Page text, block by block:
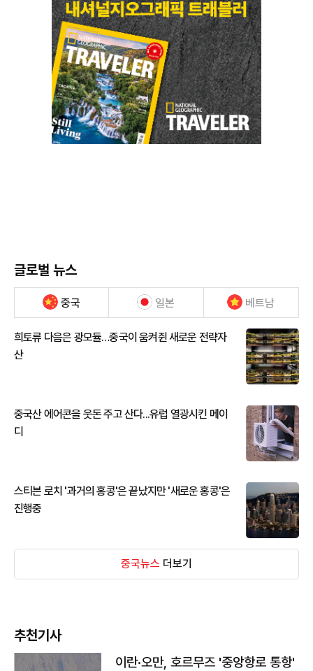
글로벌 뉴스
중국 일본 베트남
희토류 다음은 광모듈…중국이 움켜쥔 새로운 전략자
산
중국산 에어콘을 웃돈 주고 산다...유럽 열광시킨 메이
디
스티븐 로치 '과거의 홍콩'은 끝났지만 '새로운 홍콩'은
진행중
중국뉴스 더보기
추천기사
이란·오만, 호르무즈 '중앙항로 통항'